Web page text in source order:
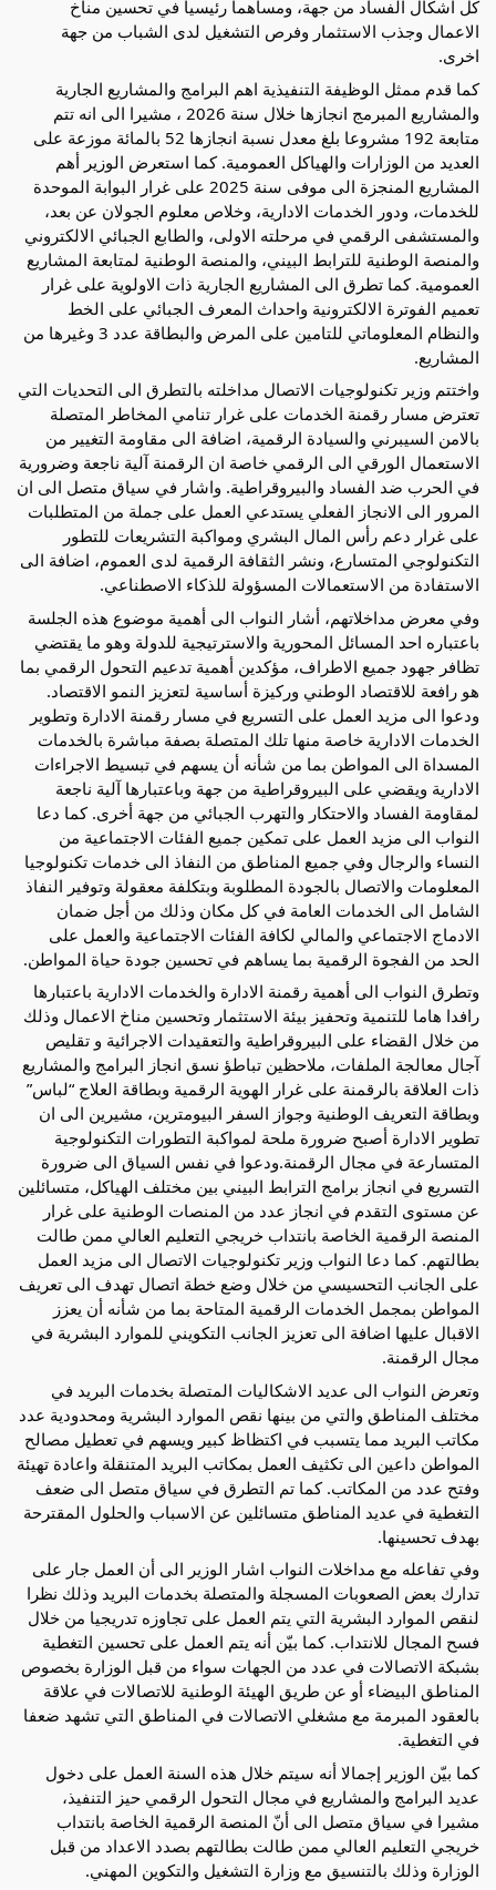
كل اشكال الفساد من جهة، ومساهما رئيسيا في تحسين مناخ
الاعمال وجذب الاستثمار وفرص التشغيل لدى الشباب من جهة
اخرى.
كما قدم ممثل الوظيفة التنفيذية اهم البرامج والمشاريع الجارية
والمشاريع المبرمج انجازها خلال سنة 2026 ، مشيرا الى انه تتم
متابعة 192 مشروعا بلغ معدل نسبة انجازها 52 بالمائة موزعة على
العديد من الوزارات والهياكل العمومية. كما استعرض الوزير أهم
المشاريع المنجزة الى موفى سنة 2025 على غرار البوابة الموحدة
للخدمات، ودور الخدمات الادارية، وخلاص معلوم الجولان عن بعد،
والمستشفى الرقمي في مرحلته الاولى، والطابع الجبائي الالكتروني
والمنصة الوطنية للترابط البيني، والمنصة الوطنية لمتابعة المشاريع
العمومية. كما تطرق الى المشاريع الجارية ذات الاولوية على غرار
تعميم الفوترة الالكترونية واحداث المعرف الجبائي على الخط
والنظام المعلوماتي للتامين على المرض والبطاقة عدد 3 وغيرها من
المشاريع.
واختتم وزير تكنولوجيات الاتصال مداخلته بالتطرق الى التحديات التي
تعترض مسار رقمنة الخدمات على غرار تنامي المخاطر المتصلة
بالامن السيبرني والسيادة الرقمية، اضافة الى مقاومة التغيير من
الاستعمال الورقي الى الرقمي خاصة ان الرقمنة آلية ناجعة وضرورية
في الحرب ضد الفساد والبيروقراطية. واشار في سياق متصل الى ان
المرور الى الانجاز الفعلي يستدعي العمل على جملة من المتطلبات
على غرار دعم رأس المال البشري ومواكبة التشريعات للتطور
التكنولوجي المتسارع، ونشر الثقافة الرقمية لدى العموم، اضافة الى
الاستفادة من الاستعمالات المسؤولة للذكاء الاصطناعي.
وفي معرض مداخلاتهم، أشار النواب الى أهمية موضوع هذه الجلسة
باعتباره احد المسائل المحورية والاسترتيجية للدولة وهو ما يقتضي
تظافر جهود جميع الاطراف، مؤكدين أهمية تدعيم التحول الرقمي بما
هو رافعة للاقتصاد الوطني وركيزة أساسية لتعزيز النمو الاقتصاد.
ودعوا الى مزيد العمل على التسريع في مسار رقمنة الادارة وتطوير
الخدمات الادارية خاصة منها تلك المتصلة بصفة مباشرة بالخدمات
المسداة الى المواطن بما من شأنه أن يسهم في تبسيط الاجراءات
الادارية ويقضي على البيروقراطية من جهة وباعتبارها آلية ناجعة
لمقاومة الفساد والاحتكار والتهرب الجبائي من جهة أخرى. كما دعا
النواب الى مزيد العمل على تمكين جميع الفئات الاجتماعية من
النساء والرجال وفي جميع المناطق من النفاذ الى خدمات تكنولوجيا
المعلومات والاتصال بالجودة المطلوبة وبتكلفة معقولة وتوفير النفاذ
الشامل الى الخدمات العامة في كل مكان وذلك من أجل ضمان
الادماج الاجتماعي والمالي لكافة الفئات الاجتماعية والعمل على
الحد من الفجوة الرقمية بما يساهم في تحسين جودة حياة المواطن.
وتطرق النواب الى أهمية رقمنة الادارة والخدمات الادارية باعتبارها
رافدا هاما للتنمية وتحفيز بيئة الاستثمار وتحسين مناخ الاعمال وذلك
من خلال القضاء على البيروقراطية والتعقيدات الاجرائية و تقليص
آجال معالجة الملفات، ملاحظين تباطؤ نسق انجاز البرامج والمشاريع
ذات العلاقة بالرقمنة على غرار الهوية الرقمية وبطاقة العلاج “لباس”
وبطاقة التعريف الوطنية وجواز السفر البيومترين، مشيرين الى ان
تطوير الادارة أصبح ضرورة ملحة لمواكبة التطورات التكنولوجية
المتسارعة في مجال الرقمنة.ودعوا في نفس السياق الى ضرورة
التسريع في انجاز برامج الترابط البيني بين مختلف الهياكل، متسائلين
عن مستوى التقدم في انجاز عدد من المنصات الوطنية على غرار
المنصة الرقمية الخاصة بانتداب خريجي التعليم العالي ممن طالت
بطالتهم. كما دعا النواب وزير تكنولوجيات الاتصال الى مزيد العمل
على الجانب التحسيسي من خلال وضع خطة اتصال تهدف الى تعريف
المواطن بمجمل الخدمات الرقمية المتاحة بما من شأنه أن يعزز
الاقبال عليها اضافة الى تعزيز الجانب التكويني للموارد البشرية في
مجال الرقمنة.
وتعرض النواب الى عديد الاشكاليات المتصلة بخدمات البريد في
مختلف المناطق والتي من بينها نقص الموارد البشرية ومحدودية عدد
مكاتب البريد مما يتسبب في اكتظاظ كبير ويسهم في تعطيل مصالح
المواطن داعين الى تكثيف العمل بمكاتب البريد المتنقلة واعادة تهيئة
وفتح عدد من المكاتب. كما تم التطرق في سياق متصل الى ضعف
التغطية في عديد المناطق متسائلين عن الاسباب والحلول المقترحة
بهدف تحسينها.
وفي تفاعله مع مداخلات النواب اشار الوزير الى أن العمل جار على
تدارك بعض الصعوبات المسجلة والمتصلة بخدمات البريد وذلك نظرا
لنقص الموارد البشرية التي يتم العمل على تجاوزه تدريجيا من خلال
فسح المجال للانتداب. كما بيّن أنه يتم العمل على تحسين التغطية
بشبكة الاتصالات في عدد من الجهات سواء من قبل الوزارة بخصوص
المناطق البيضاء أو عن طريق الهيئة الوطنية للاتصالات في علاقة
بالعقود المبرمة مع مشغلي الاتصالات في المناطق التي تشهد ضعفا
في التغطية.
كما بيّن الوزير إجمالا أنه سيتم خلال هذه السنة العمل على دخول
عديد البرامج والمشاريع في مجال التحول الرقمي حيز التنفيذ،
مشيرا في سياق متصل الى أنّ المنصة الرقمية الخاصة بانتداب
خريجي التعليم العالي ممن طالت بطالتهم بصدد الاعداد من قبل
الوزارة وذلك بالتنسيق مع وزارة التشغيل والتكوين المهني.